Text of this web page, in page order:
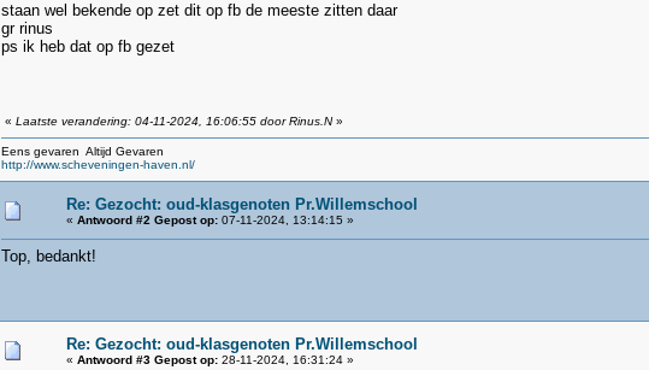
staan wel bekende op zet dit op fb de meeste zitten daar
gr rinus
ps ik heb dat op fb gezet
« Laatste verandering: 04-11-2024, 16:06:55 door Rinus.N»
Eens gevaren Altijd Gevaren
http://www.scheveningen-haven.nl/
Re: Gezocht: oud-klasgenoten Pr.Willemschool
« Antwoord #2 Gepost op:07-11-2024, 13:14:15 »
Top, bedankt!
Re: Gezocht: oud-klasgenoten Pr.Willemschool
« Antwoord #3 Gepost op:28-11-2024, 16:31:24 »